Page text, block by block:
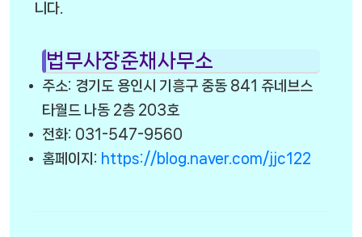
니다.
법무사장준채사무소
주소: 경기도 용인시 기흥구 중동 841 쥬네브스
타월드 나동 2층 203호
전화: 031-547-9560
홈페이지: https://blog.naver.com/jjc122